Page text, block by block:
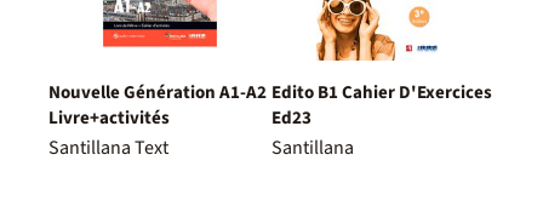
Nouvelle Génération A1-A2
Livre+activités
Santillana Text
Edito B1 Cahier D'Exercices
Ed23
Santillana